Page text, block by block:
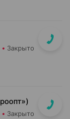
Закрыто
Закрыто